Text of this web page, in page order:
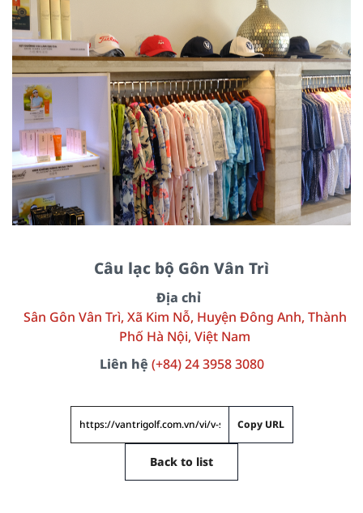
Câu lạc bộ Gôn Vân Trì
Địa chỉ
Sân Gôn Vân Trì, Xã Kim Nỗ, Huyện Đông Anh, Thành
Phố Hà Nội, Việt Nam
Liên hệ (+84) 24 3958 3080
Copy URL
Back to list